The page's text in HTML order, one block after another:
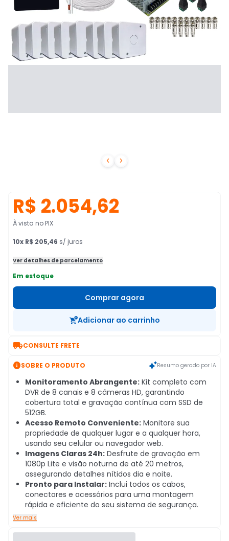
 
R$ 2.054,62
À vista no PIX
10x R$ 205,46 s/ juros
Ver detalhes de parcelamento
Em estoque
Comprar agora
Adicionar ao carrinho
CONSULTE FRETE
SOBRE O PRODUTO Resumo gerado por IA
Monitoramento Abrangente: Kit completo com
DVR de 8 canais e 8 câmeras HD, garantindo
cobertura total e gravação contínua com SSD de
512GB.
Acesso Remoto Conveniente: Monitore sua
propriedade de qualquer lugar e a qualquer hora,
usando seu celular ou navegador web.
Imagens Claras 24h: Desfrute de gravação em
1080p Lite e visão noturna de até 20 metros,
assegurando detalhes nítidos dia e noite.
Pronto para Instalar: Inclui todos os cabos,
conectores e acessórios para uma montagem
rápida e eficiente do seu sistema de segurança.
Ver mais